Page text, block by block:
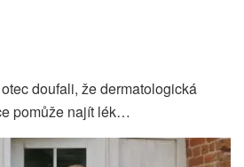
doufali, že dermatologická
pomůže najít lék…